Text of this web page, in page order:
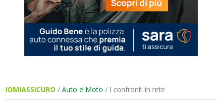
IOMIASSICURO /Auto e Moto / I confronti in rete